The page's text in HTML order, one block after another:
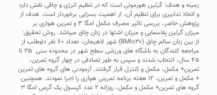
زمینه و هدف: گرلین هورمونی است که در تنظیم انرژی و چاقی نقش دارد
و اتخاذ تدابیری برای تنظیم آن، از اهمیت بسزایی برخوردار است. هدف از
پژوهش حاضر، بررسی تاثیر مصرف مکمل امگا ۳ و تمرین هوازی بر
میزان گرلین پلاسمایی و میزان اشتها در زنان چاق می­باشد. روش تحقیق:
از بین زنان سالم چاق (BMI≥۳۰) شهر لاهیجان، تعداد ۶۰ نفر داوطلب از
مراجعه کنندگان به باشگاه های ورزشی سطح شهر در محدوده سنی ۳۵ تا
۴۵ سال، انتخاب شدند و سپس به طور تصادفی در چهار گروه تمرین،
تمرین+ مکمل، مکمل و کنترل قرار گرفتند. آزمودنی های گروه های تمرین
+ مکمل و تمرین، ۱۲ هفته برنامه تمرینی هوازی را اجرا نمودند. همچنین
گروه های تمرین+ مکمل و مکمل، روزانه ۲ عدد کپسول یک گرمی امگا ۳